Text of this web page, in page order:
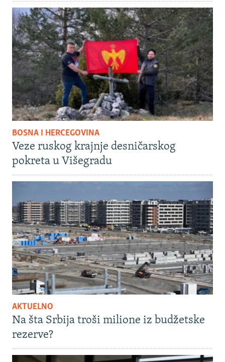
BOSNA I HERCEGOVINA
Veze ruskog krajnje desničarskog
pokreta u Višegradu
AKTUELNO
Na šta Srbija troši milione iz budžetske
rezerve?